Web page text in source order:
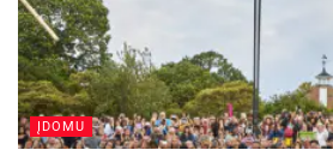
ĮDOMU